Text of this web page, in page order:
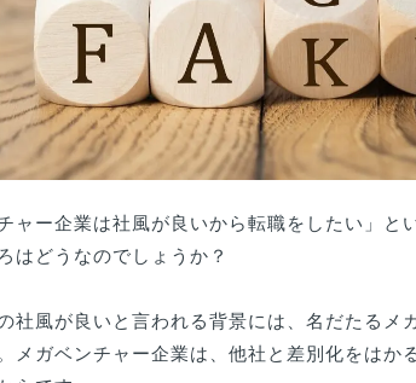
ャー企業は社風が良いから転職をしたい」と
はどうなのでしょうか？
社風が良いと言われる背景には、名だたるメ
メガベンチャー企業は、他社と差別化をはか